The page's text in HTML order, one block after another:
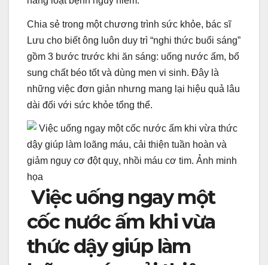
Chia sẻ trong một chương trình sức khỏe, bác sĩ
Lưu cho biết ông luôn duy trì “nghi thức buổi sáng”
gồm 3 bước trước khi ăn sáng: uống nước ấm, bổ
sung chất béo tốt và dùng men vi sinh. Đây là
những việc đơn giản nhưng mang lại hiệu quả lâu
dài đối với sức khỏe tổng thể.
Việc uống ngay một
cốc nước ấm khi vừa
thức dậy giúp làm